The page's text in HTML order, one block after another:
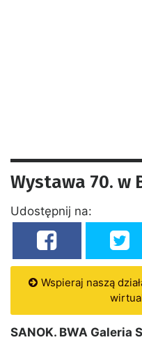
Wystawa 70. w
Udostępnij na:
Wspieraj naszą
SANOK. BWA Galeria